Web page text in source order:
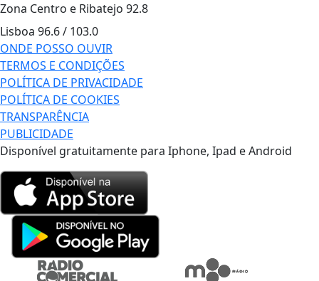
Zona Centro e Ribatejo 92.8
Lisboa 96.6 / 103.0
ONDE POSSO OUVIR
TERMOS E CONDIÇÕES
POLÍTICA DE PRIVACIDADE
POLÍTICA DE COOKIES
TRANSPARÊNCIA
PUBLICIDADE
Disponível gratuitamente para Iphone, Ipad e Android